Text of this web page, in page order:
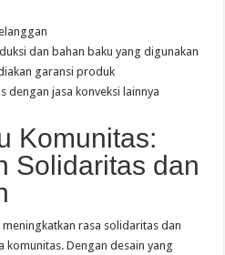
dan bahan baku yang digunakan
garansi produk
dengan jasa konveksi lainnya
Komunitas:
Solidaritas dan
rasa solidaritas dan
komunitas. Dengan desain yang